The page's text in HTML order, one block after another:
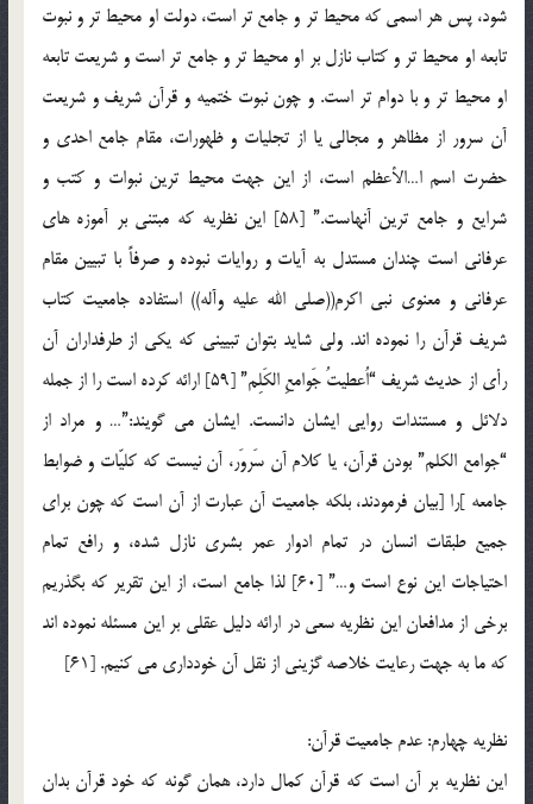
شود، پس هر اسمی که محیط تر و جامع تر است، دولت او محیط تر و نبوت
تابعه او محیط تر و کتاب نازل بر او محیط تر و جامع تر است و شریعت تابعه
او محیط تر و با دوام تر است. و چون نبوت ختمیه و قرآن شریف و شریعت
آن سرور از مظاهر و مجالی یا از تجلیات و ظهورات، مقام جامع احدی و
حضرت اسم ا…الأعظم است، از این جهت محیط ترین نبوات و کتب و
شرایع و جامع ترین آنهاست.” [58] این نظریه که مبتنی بر آموزه های
عرفانی است چندان مستدل به آیات و روایات نبوده و صرفاً با تبیین مقام
عرفانی و معنوی نبی اکرم((صلی الله علیه وآله)) استفاده جامعیت کتاب
شریف قرآن را نموده اند. ولی شاید بتوان تبیینی که یکی از طرفداران آن
رأی از حدیث شریف “اُعطیتُ جَوامعِ الکَلِم” [59] ارائه کرده است را از جمله
دلائل و مستندات روایی ایشان دانست. ایشان می گویند:”… و مراد از
“جوامع الکلم” بودن قرآن، یا کلام آن سَروَر، آن نیست که کلیّات و ضوابط
جامعه ]را [بیان فرمودند، بلکه جامعیت آن عبارت از آن است که چون برای
جمیع طبقات انسان در تمام ادوار عمر بشری نازل شده، و رافع تمام
احتیاجات این نوع است و…” [60] لذا جامع است، از این تقریر که بگذریم
برخی از مدافعان این نظریه سعی در ارائه دلیل عقلی بر این مسئله نموده اند
که ما به جهت رعایت خلاصه گزینی از نقل آن خودداری می کنیم. [61]
نظریه چهارم: عدم جامعیت قرآن:
این نظریه بر آن است که قرآن کمال دارد، همان گونه که خود قرآن بدان